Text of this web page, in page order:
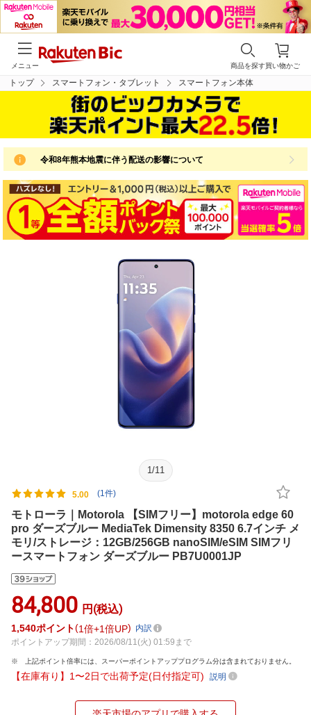
買い物かご
商品を探す
メニュー
トップ スマートフォン・タブレット スマートフォン本体
令和8年熊本地震に伴う配送の影響について
1 /11
5.00 (1件)
モトローラ｜Motorola 【SIMフリー】motorola edge 60
pro ダーズブルー MediaTek Dimensity 8350 6.7インチ メ
モリ/ストレージ：12GB/256GB nanoSIM/eSIM SIMフリ
ースマートフォン ダーズブルー PB7U0001JP
84,800 円(税込)
1,540ポイント 1倍 1倍UP
内訳
ポイントアップ期間：2026/08/11(火) 01:59まで
上記ポイント倍率には、スーパーポイントアッププログラム分は含まれておりません。
【在庫有り】1〜2日で出荷予定(日付指定可) 説明